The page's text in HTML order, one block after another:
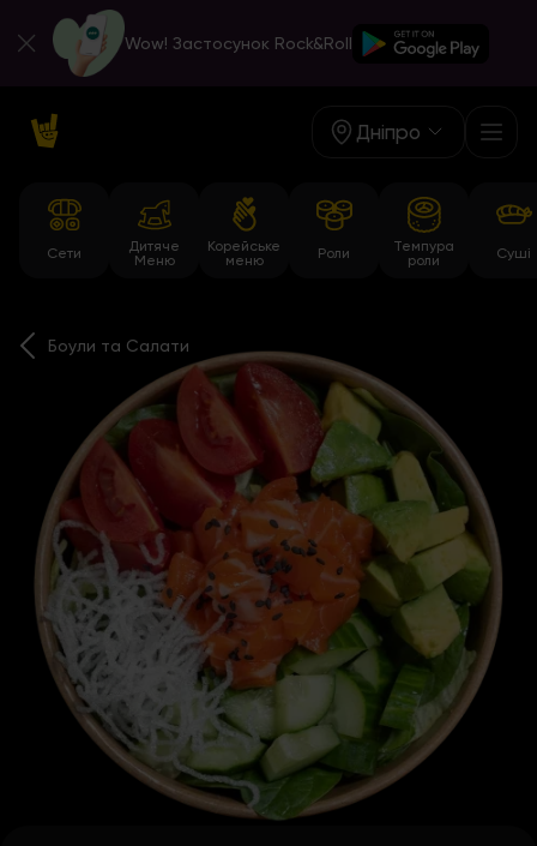
Wow! Застосунок Rock&Roll
Дніпро
Сети
Дитяче
Меню
Корейське
меню
Роли
Темпура
роли
Суші
Боули та Салати